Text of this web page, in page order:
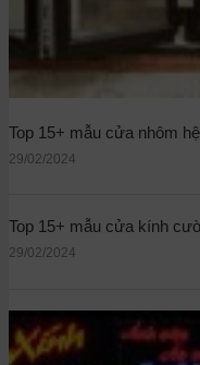
Top 15+ mẫu cửa nhôm
29/02/2024
Top 15+ mẫu cửa kính
29/02/2024